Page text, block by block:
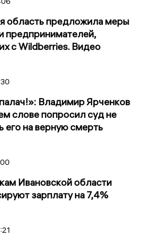
область предложила меры
предпринимателей,
с Wildberries. Видео
Владимир Ярченков
слове попросил суд не
его на верную смерть
Ивановской области
зарплату на 7,4%